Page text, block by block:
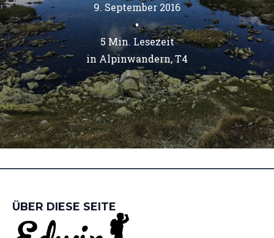
9. September 2016
•
5 Min. Lesezeit
in Alpinwandern T4
ÜBER DIESE SEITE